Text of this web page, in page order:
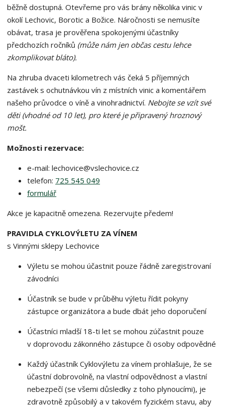
běžně dostupná. Otevřeme pro vás brány několika vinic v
okolí Lechovic, Borotic a Božice. Náročnosti se nemusíte
obávat, trasa je prověřena spokojenými účastníky
předchozích ročníků (může nám jen občas cestu lehce
zkomplikovat bláto).
Na zhruba dvaceti kilometrech vás čeká 5 příjemných
zastávek s ochutnávkou vín z místních vinic a komentářem
našeho průvodce o víně a vinohradnictví. Nebojte se vzít své
děti (vhodné od 10 let), pro které je připravený hroznový
mošt.
Možnosti rezervace:
e-mail: lechovice@vslechovice.cz
telefon: 725 545 049
formulář
Akce je kapacitně omezena. Rezervujte předem!
PRAVIDLA CYKLOVÝLETU ZA VÍNEM
s Vinnými sklepy Lechovice
Výletu se mohou účastnit pouze řádně zaregistrovaní
závodníci
Účastník se bude v průběhu výletu řídit pokyny
zástupce organizátora a bude dbát jeho doporučení
Účastníci mladší 18-ti let se mohou zúčastnit pouze
v doprovodu zákonného zástupce či osoby odpovědné
Každý účastník Cyklovýletu za vínem prohlašuje, že se
účastní dobrovolně, na vlastní odpovědnost a vlastní
nebezpečí (se všemi důsledky z toho plynoucími), je
zdravotně způsobilý a v takovém fyzickém stavu, aby